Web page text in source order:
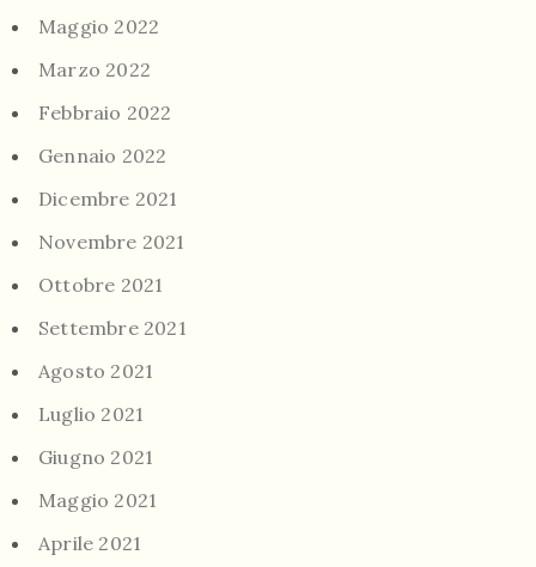
Maggio 2022
Marzo 2022
Febbraio 2022
Gennaio 2022
Dicembre 2021
Novembre 2021
Ottobre 2021
Settembre 2021
Agosto 2021
Luglio 2021
Giugno 2021
Maggio 2021
Aprile 2021